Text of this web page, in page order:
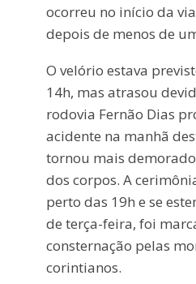
ocorreu no início da
depois de menos de
O velório estava
14h, mas atrasou
rodovia Fernão Dias
acidente na manhã
tornou mais
dos corpos. A
perto das 19h e se
de terça-feira, foi
consternação pelas
corintianos.